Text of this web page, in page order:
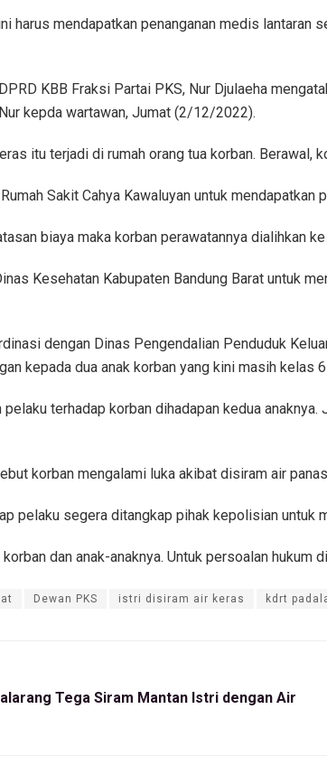
harus mendapatkan penanganan medis
KBB Fraksi Partai PKS, Nur Djulaeha
kepda wartawan, Jumat (2/12/2022).
itu terjadi di rumah orang tua korban.
Sakit Cahya Kawaluyan untuk
biaya maka korban perawatannya dialihkan
Kesehatan Kabupaten Bandung Barat untuk
dengan Dinas Pengendalian Penduduk
kepada dua anak korban yang kini masih kelas
terhadap korban dihadapan kedua
korban mengalami luka akibat disiram air
pelaku segera ditangkap pihak kepolisian untuk
dan anak-anaknya. Untuk persoalan
Dewan PKS istri disiram air keras kdrt
Tega Siram Mantan Istri dengan Air